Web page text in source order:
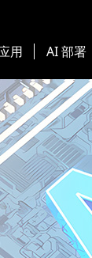
用 AI 部署